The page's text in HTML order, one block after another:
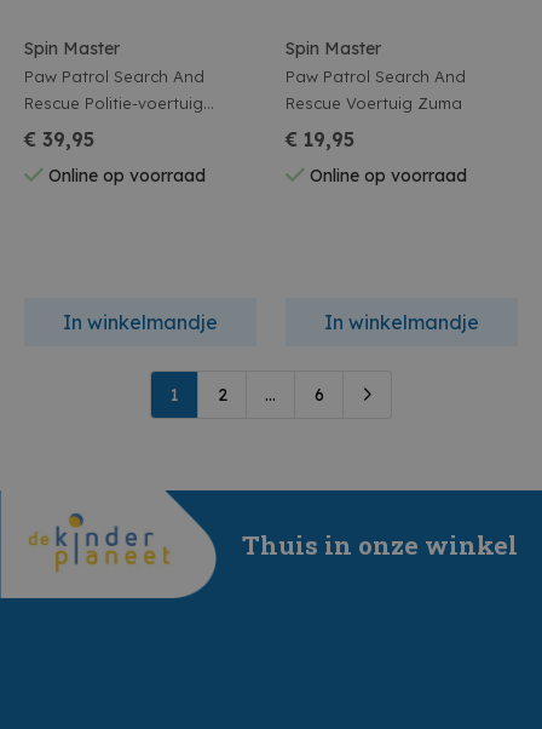
Spin Master
Paw Patrol Search And
Rescue Politie-voertuig
Chase
€ 39,95
Online op voorraad
In winkelmandje
Spin Master
Paw Patrol Search And
Rescue Voertuig Zuma
€ 19,95
Online op voorraad
In winkelmandje
1 2 ... 6
Thuis in onze winkel